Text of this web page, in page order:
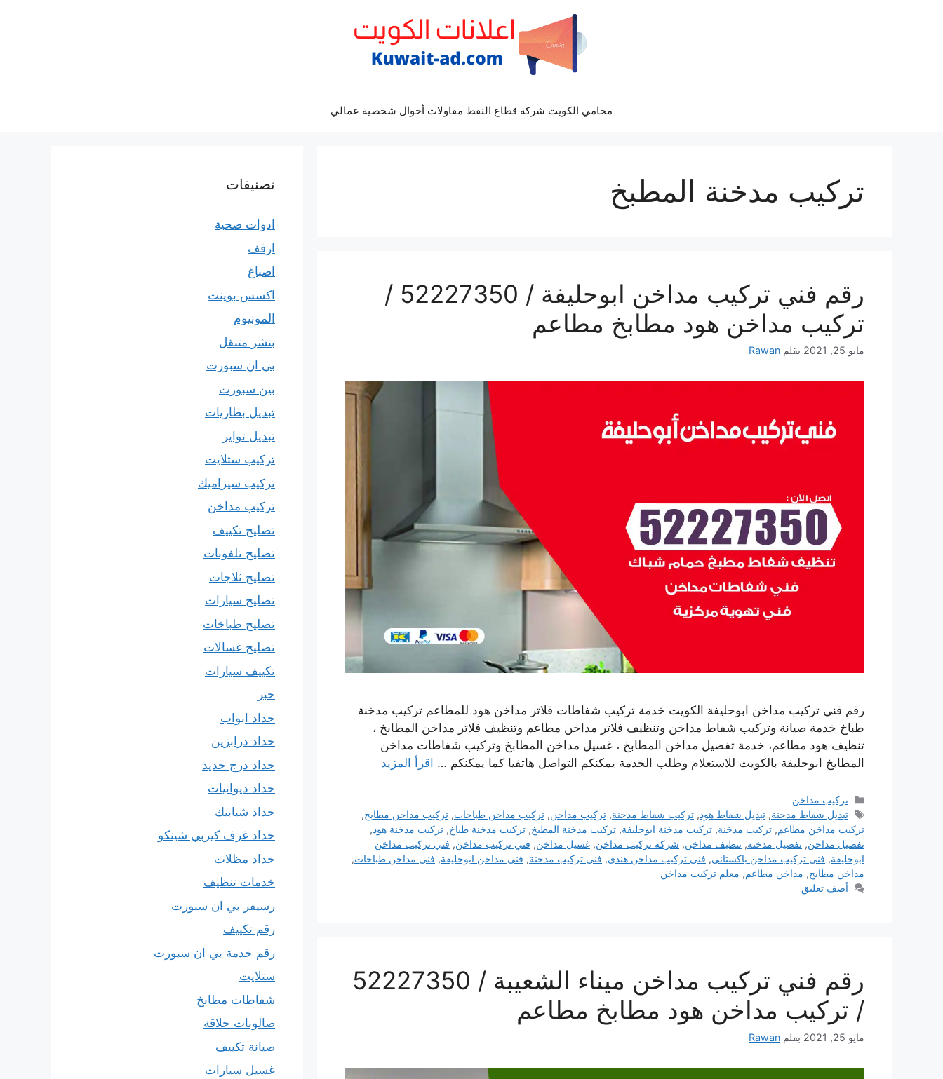
محامي الكويت شركة قطاع النفط مقاولات أحوال شخصية عمالي
تركيب مدخنة المطبخ
رقم فني تركيب مداخن ابوحليفة / 52227350 /
تركيب مداخن هود مطابخ مطاعم
مايو 25, 2021 بقلم Rawan
رقم فني تركيب مداخن ابوحليفة الكويت خدمة تركيب شفاطات فلاتر مداخن هود للمطاعم تركيب مدخنة
طباخ خدمة صيانة وتركيب شفاط مداخن وتنظيف فلاتر مداخن مطاعم وتنظيف فلاتر مداخن المطابخ ،
تنظيف هود مطاعم، خدمة تفصيل مداخن المطابخ ، غسيل مداخن المطابخ وتركيب شفاطات مداخن
المطابخ ابوحليفة بالكويت للاستعلام وطلب الخدمة يمكنكم التواصل هاتفيا كما يمكنكم … اقرأ المزيد
التصنيفات
تركيب مداخن
الوسوم
تبديل شفاط مدخنة,تبديل شفاط هود,تركيب شفاط مدخنة,تركيب مداخن,تركيب مداخن طباخات,تركيب مداخن مطابخ,
تركيب مداخن مطاعم, تركيب مدخنة, تركيب مدخنة ابوحليفة, تركيب مدخنة المطبخ, تركيب مدخنة طباخ, تركيب مدخنة هود,
تفصيل مداحن, تفصيل مدخنة, تنظيف مداخن, شركة تركيب مداخن, غسيل مداخن, فني تركيب مداخن, فني تركيب مداخن
ابوحليفة, فني تركيب مداخن باكستاني, فني تركيب مداخن هندي, فني تركيب مدخنة, فني مداخن ابوحليفة, فني مداخن طباخات,
مداخن مطابخ, مداخن مطاعم, معلم تركيب مداخن
أضف تعليق
رقم فني تركيب مداخن ميناء الشعيبة / 52227350
/ تركيب مداخن هود مطابخ مطاعم
مايو 25, 2021 بقلم Rawan
تصنيفات
ادوات صحية
ارفف
اصباغ
اكسس بوينت
المونيوم
بنشر متنقل
بي ان سبورت
بين سبورت
تبديل بطاريات
تبديل تواير
تركيب ستلايت
تركيب سيراميك
تركيب مداخن
تصليح تكييف
تصليح تلفونات
تصليح ثلاجات
تصليح سيارات
تصليح طباخات
تصليح غسالات
تكييف سيارات
حبر
حداد ابواب
حداد درابزين
حداد درج حديد
حداد ديوانيات
حداد شبابيك
حداد غرف كيربي شينكو
حداد مظلات
خدمات تنظيف
رسيفر بي ان سبورت
رقم تكييف
رقم خدمة بي ان سبورت
ستلايت
شفاطات مطابخ
صالونات حلاقة
صيانة تكييف
غسيل سيارات